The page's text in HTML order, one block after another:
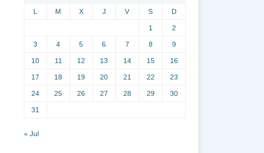
L M X J V S D
1 2
3 4 5 6 7 8 9
10 11 12 13 14 15 16
17 18 19 20 21 22 23
24 25 26 27 28 29 30
31
« Jul